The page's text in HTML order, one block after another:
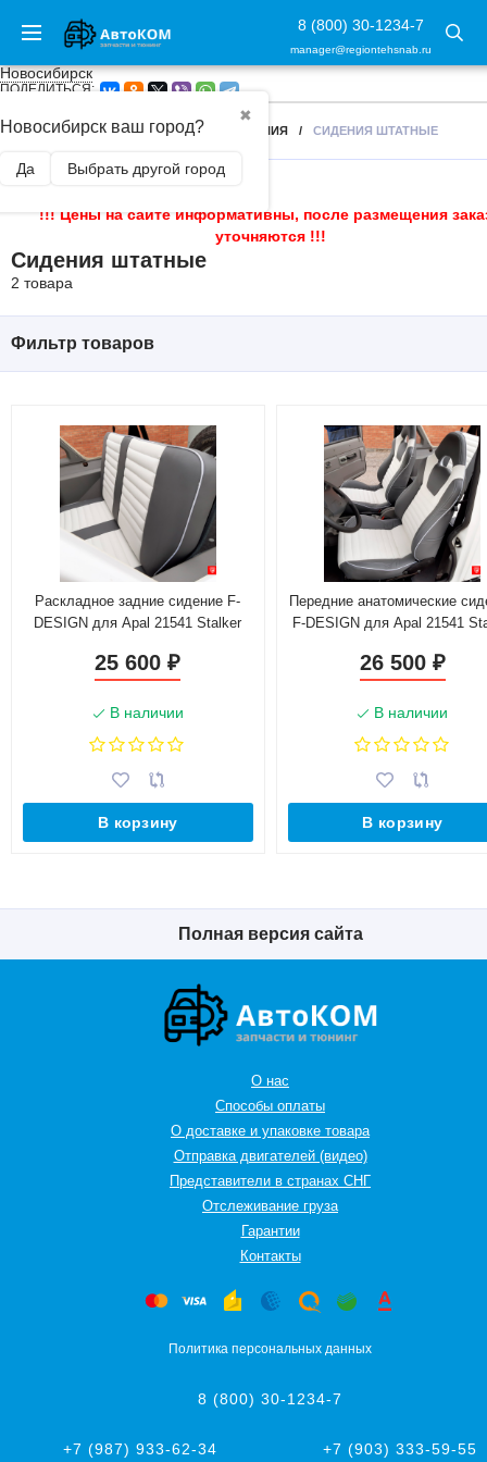
8 (800) 30-1234-7
manager@regiontehsnab.ru
Новосибирск
✖
Новосибирск ваш город?
Да Выбрать другой город
ПОДЕЛИТЬСЯ:
ГЛАВНАЯ / ТЮНИНГ САЛОНА СИДЕНИЯ / СИДЕНИЯ ШТАТНЫЕ
!!! Цены на сайте информативны, после размещения
уточняются !!!
Сидения штатные
2 товара
Фильтр товаров
Раскладное задние сидение F-
DESIGN для Apal 21541 Stalker
25 600₽
В наличии
В корзину
Передние анатомические
F-DESIGN для Apal 21541
26 500 ₽
В наличии
В корзину
Полная версия сайта
О нас
Способы оплаты
О доставке и упаковке товара
Отправка двигателей (видео)
Представители в странах СНГ
Oтслеживание груза
Гарантии
Контакты
Политика персональных данных
8 (800) 30-1234-7
+7 (987) 933-62-34 +7 (903) 333-59-55